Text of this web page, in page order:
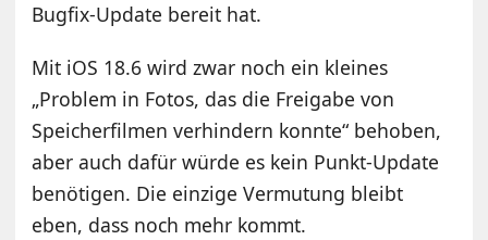
Bugfix-Update bereit hat.
Mit iOS 18.6 wird zwar noch ein kleines
„Problem in Fotos, das die Freigabe von
Speicherfilmen verhindern konnte“ behoben,
aber auch dafür würde es kein Punkt-Update
benötigen. Die einzige Vermutung bleibt
eben, dass noch mehr kommt.